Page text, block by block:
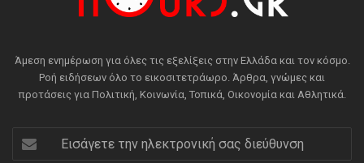
Άμεση ενημέρωση για όλες τις εξελίξεις στην Ελλάδα και τον κόσμο.
Ροή ειδήσεων όλο το εικοσιτετράωρο. Άρθρα, γνώμες και
προτάσεις για Πολιτική, Κοινωνία, Τοπικά, Οικονομία και Αθλητικά.
Εισάγετε
την